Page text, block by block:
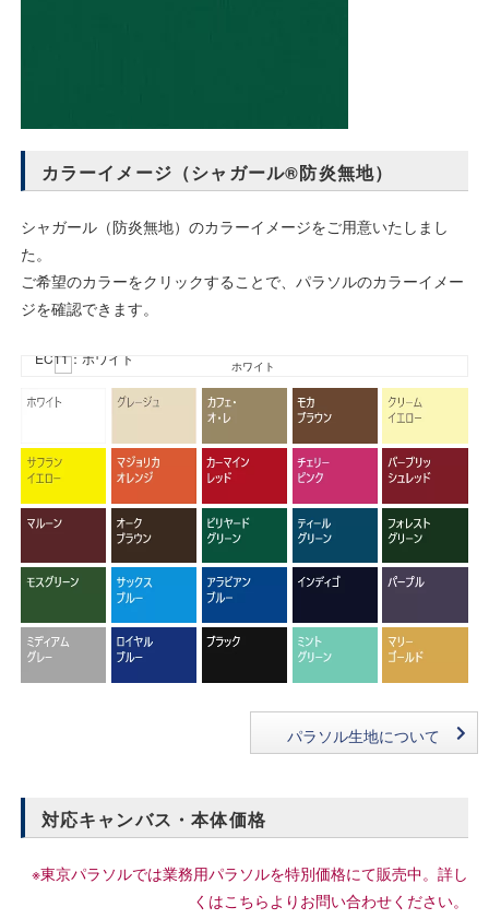
カラーイメージ（シャガール®防炎無地）
シャガール（防炎無地）のカラーイメージをご用意いたしまし
た。
ご希望のカラーをクリックすることで、パラソルのカラーイメー
ジを確認できます。
EC11：ホワイト
パラソル生地について
対応キャンバス・本体価格
※東京パラソルでは業務用パラソルを特別価格にて販売中。詳し
くはこちらよりお問い合わせください。